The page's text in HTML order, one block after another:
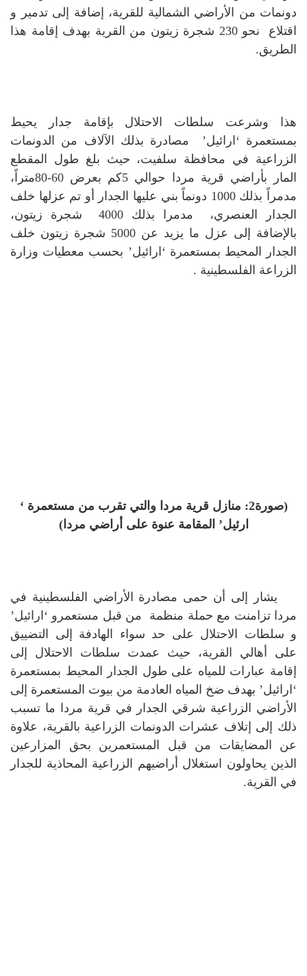
دونمات من الأراضي الشمالية للقرية، إضافة إلى تدمير و
اقتلاع نحو 230 شجرة زيتون من القرية بهدف إقامة هذا
الطريق.
هذا وشرعت سلطات الاحتلال بإقامة جدار يحيط
بمستعمرة ‘ارائيل’ مصادرة بذلك الآلاف من الدونمات
الزراعية في محافظة سلفيت، حيث بلغ طول المقطع
المار بأراضي قرية مردا حوالي 5كم بعرض 60-80متراً،
مدمراً بذلك 1000 دونماً بني عليها الجدار أو تم عزلها خلف
الجدار العنصري، مدمرا بذلك 4000 شجرة زيتون،
بالإضافة إلى عزل ما يزيد عن 5000 شجرة زيتون خلف
الجدار المحيط بمستعمرة ‘ارائيل’ بحسب معطيات وزارة
الزراعة الفلسطينية .
(صورة2: منازل قرية مردا والتي تقرب من مستعمرة ‘
ارئيل’ المقامة عنوة على أراضي مردا)
يشار إلى أن حمى مصادرة الأراضي الفلسطينية في
مردا تزامنت مع حملة منظمة من قبل مستعمرو ‘ارائيل’
و سلطات الاحتلال على حد سواء الهادفة إلى التضييق
على أهالي القرية، حيث عمدت سلطات الاحتلال إلى
إقامة عبارات للمياه على طول الجدار المحيط بمستعمرة
‘ارائيل’ بهدف ضخ المياه العادمة من بيوت المستعمرة إلى
الأراضي الزراعية شرقي الجدار في قرية مردا ما تسبب
ذلك إلى إتلاف عشرات الدونمات الزراعية بالقرية، علاوة
عن المضايقات من قبل المستعمرين بحق المزارعين
الذين يحاولون استغلال أراضيهم الزراعية المحاذية للجدار
في القرية.